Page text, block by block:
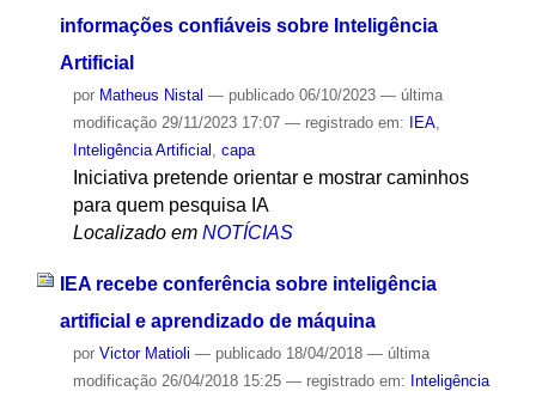
informações confiáveis sobre Inteligência
Artificial
por Matheus Nistal — publicado06/10/2023 — última
modificação29/11/2023 17:07 — registrado em: IEA,
Inteligência Artificial
capa
Iniciativa pretende orientar e mostrar caminhos
para quem pesquisa IA
Localizado em NOTÍCIAS
IEA recebe conferência sobre inteligência
artificial e aprendizado de máquina
por Victor Matioli — publicado18/04/2018 — última
modificação26/04/2018 15:25 — registrado em: Inteligência